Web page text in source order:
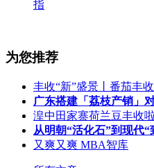
指
为您推荐
丰收“新”盛景丨番茄丰
广东搭建「荔枝产销」
湟中田家寨荷兰豆丰收啦
从明朝“活化石”到现
又爽又爽 MBA智库